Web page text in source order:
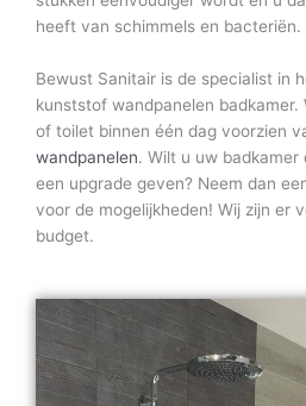
heeft van schimmels en bacteriën.
Bewust Sanitair is de specialist in
kunststof wandpanelen badkamer.
of toilet binnen één dag voorzien
wandpanelen. Wilt u uw
een upgrade geven? Neem dan
voor de mogelijkheden! Wij zijn er
budget.